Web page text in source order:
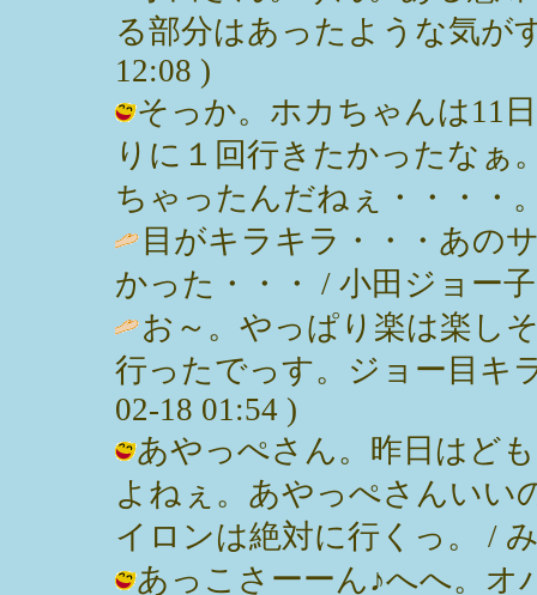
る部分はあったような気が
12:08 )
そっか。ホカちゃんは11
りに１回行きたかったなぁ
ちゃったんだねぇ・・・・
目がキラキラ・・・あの
かった・・・ / 小田ジョー
お～。やっぱり楽は楽し
行ったでっす。ジョー目キ
02-18 01:54 )
あやっぺさん。昨日はど
よねぇ。あやっぺさんいい
イロンは絶対に行くっ。 /
あっこさーーん♪へへ。オ